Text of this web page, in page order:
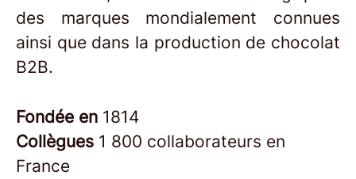
des marques mondialement connues
ainsi que dans la production de chocolat
B2B.
Fondée en 1814
Collègues 1 800 collaborateurs en
France